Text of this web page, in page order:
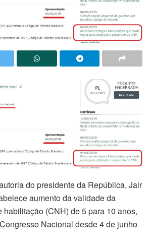
do presidente da República, Jair
aumento da validade da
habilitação (CNH) de 5 para 10 anos,
Nacional desde 4 de junho